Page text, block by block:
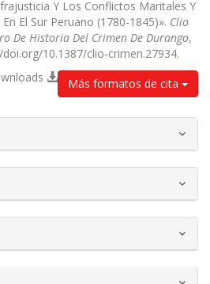
Y Los Conflictos Maritales Y
El Sur Peruano (1780-1845)». Clio
De Historia Del Crimen De Durango,
10.1387/clio-crimen.27934.
Más formatos de cita